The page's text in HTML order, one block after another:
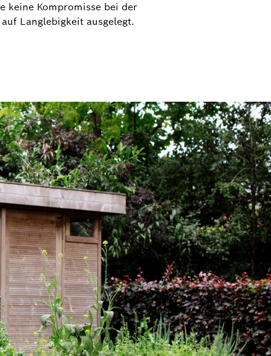
keine Kompromisse bei der
Langlebigkeit ausgelegt.